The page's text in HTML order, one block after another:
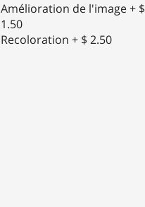
Amélioration de l'image + $
1.50
Recoloration + $ 2.50